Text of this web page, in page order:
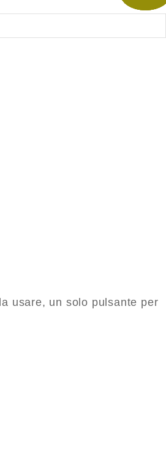
usare, un solo pulsante per